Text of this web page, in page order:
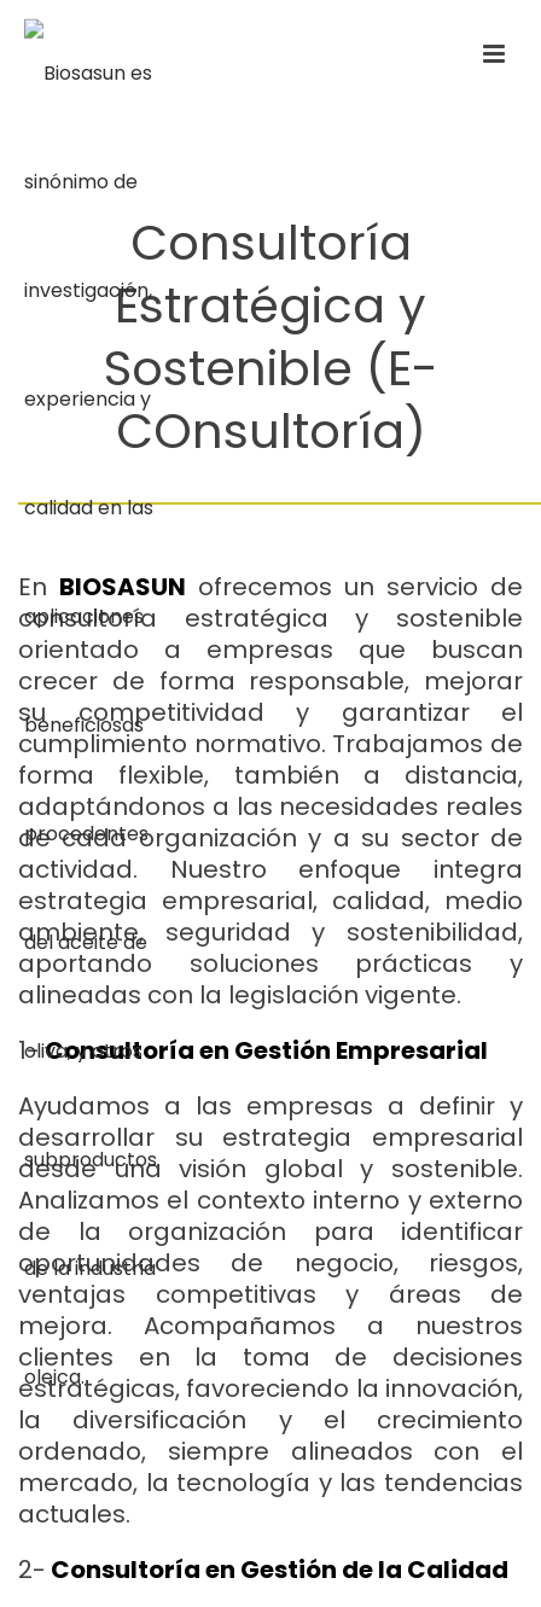
Consultoría
Estratégica y
Sostenible (E-
COnsultoría)
En BIOSASUN ofrecemos un servicio de
consultoría estratégica y sostenible
orientado a empresas que buscan
crecer de forma responsable, mejorar
su competitividad y garantizar el
cumplimiento normativo. Trabajamos de
forma flexible, también a distancia,
adaptándonos a las necesidades reales
de cada organización y a su sector de
actividad. Nuestro enfoque integra
estrategia empresarial, calidad, medio
ambiente, seguridad y sostenibilidad,
aportando soluciones prácticas y
alineadas con la legislación vigente.
1-Consultoría en Gestión Empresarial
Ayudamos a las empresas a definir y
desarrollar su estrategia empresarial
desde una visión global y sostenible.
Analizamos el contexto interno y externo
de la organización para identificar
oportunidades de negocio, riesgos,
ventajas competitivas y áreas de
mejora. Acompañamos a nuestros
clientes en la toma de decisiones
estratégicas, favoreciendo la innovación,
la diversificación y el crecimiento
ordenado, siempre alineados con el
mercado, la tecnología y las tendencias
actuales.
2- Consultoría en Gestión de la Calidad